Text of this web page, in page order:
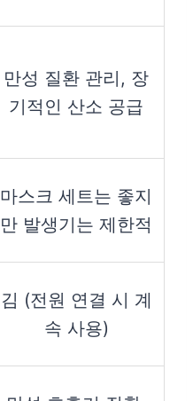
만성 질환 관리, 장
기적인 산소 공급
마스크 세트는 좋지
만 발생기는 제한적
김 (전원 연결 시 계
속 사용)